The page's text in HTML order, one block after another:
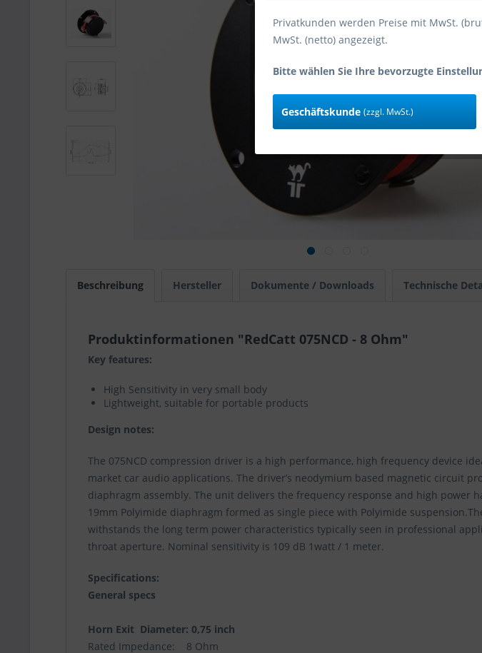
Beschreibung Hersteller Dokumente / Downloads Technische
Produktinformationen "RedCatt 075NCD - 8 Ohm"
Key features:
High Sensitivity in very small body
Lightweight, suitable for portable products
Design notes:
The 075NCD compression driver is a high performance, high frequency device
market car audio applications. The driver’s neodymium based magnetic circuit
diaphragm assembly. The unit delivers the frequency response and high
19mm Polyimide diaphragm formed as single piece with Polyimide
withstands the long term power characteristics typically seen in professional
throat aperture. Nominal sensitivity is 109 dB 1watt / 1 meter.
Specifications:
General specs
Horn Exit Diameter: 0,75 inch
Rated Impedance: 8 Ohm
Privatkunden werden Preise mit MwSt.
MwSt. (netto) angezeigt.
Bitte wählen Sie Ihre bevorzugte
Geschäftskunde (zzgl. MwSt.)